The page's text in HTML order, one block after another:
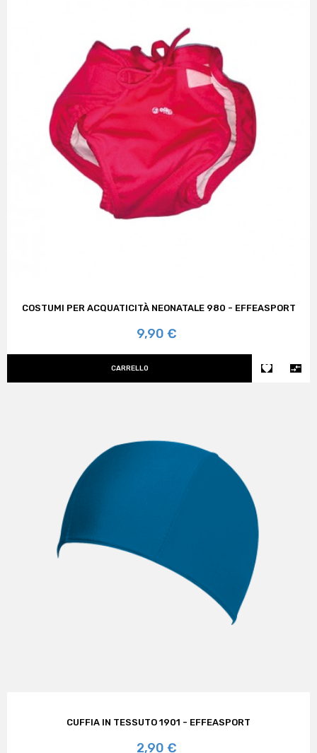
COSTUMI PER ACQUATICITÀ NEONATALE 980 - EFFEASPORT
Prezzo
9,90 €
CARRELLO  
CUFFIA IN TESSUTO 1901 - EFFEASPORT
Prezzo
2,90 €